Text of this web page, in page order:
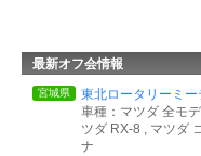
最新オフ会情報
宮城県
東北ロータリーミー
車種：マツダ 全モ
ツダ RX-8 , マツダ
ナ